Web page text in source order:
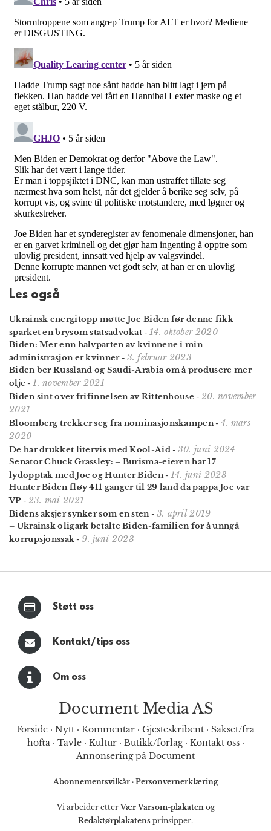
Les også
Ukrainsk energitopp møtte Joe Biden før denne fikk
sparket en brysom statsadvokat - 14. oktober 2020
Biden: Mer enn halvparten av kvinnene i min
administrasjon er kvinner- 3. februar 2023
Biden ber Russland og Saudi-Arabia om å produsere mer
olje - 1. november 2021
Biden sint over frifinnelsen av Rittenhouse - 20. november
2021
Bloomberg trekker seg fra nominasjons­kampen- 4. mars
2020
De har drukket litervis med Kool-Aid - 30. juni 2024
Senator Chuck Grassley: – Burisma-eieren har 17
lydopptak med Joe og Hunter Biden- 14. juni 2023
Hunter Biden fløy 411 ganger til 29 land da pappa Joe var
VP - 23. mai 2021
Bidens aksjer synker som en sten - 3. april 2019
– Ukrainsk oligark betalte Biden-familien for å unngå
korrupsjonssak -9. juni 2023
Støtt oss
Kontakt/tips oss
Om oss
Document Media AS
Forside · Nytt · Kommentar · Gjesteskribent · Sakset/fra
hofta· Tavle· Kultur· Butikk/forlag· Kontakt oss·
Annonsering på Document
Abonnementsvilkår · Personvernerklæring
Vi arbeider etterVær Varsom-plakatenog
Redaktørplakatens prinsipper.